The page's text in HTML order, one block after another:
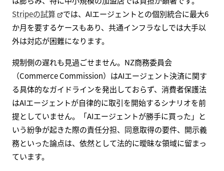
Stripeの試算
では、AIエージェントとの個別統合に最大6
か月を要するケースもあり、共通インフラなしでは大手以
外は対応が困難になります。
規制側の遅れも見過ごせません。NZ商務委員会
（Commerce Commission）はAIエージェント決済に関す
る具体的なガイドラインを発出しておらず、消費者保護法
はAIエージェントが自律的に取引を開始するシナリオを前
提としていません。「AIエージェントが勝手に買った」と
いう紛争が起きた際の責任分担、同意取得の要件、開示義
務といった論点は、依然として法的に曖昧な領域に留まっ
ています。